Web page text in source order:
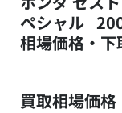
ペシャル
相場価格・
買取相場価格